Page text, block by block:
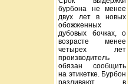
бурбона не менее
двух лет в новых
обожженных
дубовых бочках, о
возрасте менее
четырех лет
производитель
обязан сообщить
на этикетке. Бурбон
разливают в